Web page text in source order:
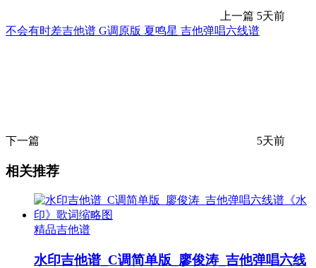
上一篇 5天前
不会有时差吉他谱 G调原版 夏鸣星 吉他弹唱六线谱
下一篇 5天前
相关推荐
精品吉他谱
水印吉他谱_C调简单版_廖俊涛_吉他弹唱六线